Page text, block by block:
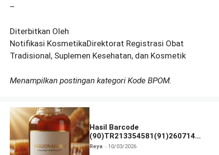
–
Diterbitkan Oleh
Notifikasi KosmetikaDirektorat Registrasi Obat
Tradisional, Suplemen Kesehatan, dan Kosmetik
Menampilkan postingan kategori Kode BPOM.
Hasil Barcode
(90)TR213354581(91)260714
dan Izin BPOM
Reya 10/03/2026